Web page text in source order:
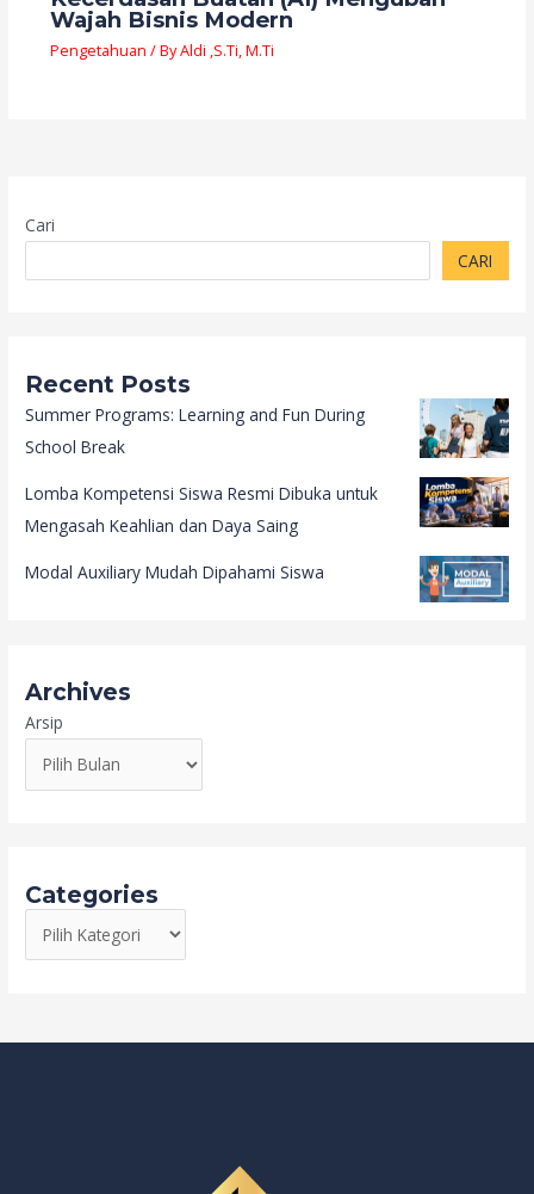
Wajah Bisnis Modern
Pengetahuan / ByAldi ,S.Ti, M.Ti
Cari
CARI
Recent Posts
Summer Programs: Learning and Fun During
School Break
Lomba Kompetensi Siswa Resmi Dibuka untuk
Mengasah Keahlian dan Daya Saing
Modal Auxiliary Mudah Dipahami Siswa
Archives
Arsip
Categories